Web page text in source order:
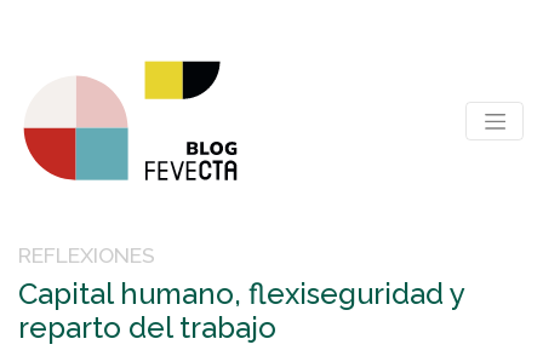
REFLEXIONES
Capital humano, flexiseguridad y
reparto del trabajo